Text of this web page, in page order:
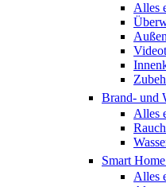
Alles
Brand- und
Alles
Smart
Alles